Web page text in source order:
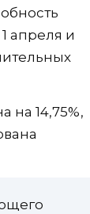
апреля и
на 14,75%,